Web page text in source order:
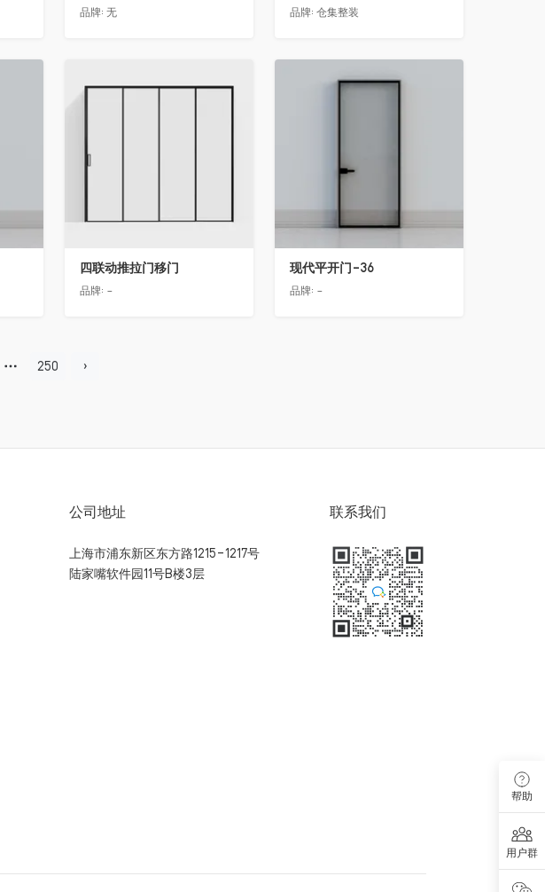
品牌:无 品牌:仓集整装
收藏
四联动推拉门移门
品牌: -
收藏
现代平开门-36
品牌: -
250
公司地址
上海市浦东新区东方路1215-1217号
陆家嘴软件园11号B楼3层
联系我们
帮助
用户群